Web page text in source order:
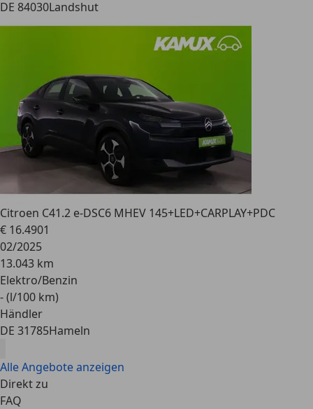
DE 84030Landshut
Citroen C41.2 e-DSC6 MHEV 145+LED+CARPLAY+PDC
€ 16.4901
02/2025
13.043 km
Elektro/Benzin
- (l/100 km)
Händler
DE 31785Hameln
Alle Angebote anzeigen
Direkt zu
FAQ